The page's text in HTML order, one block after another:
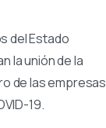
del Estado
la unión de la
de las empresas
19.